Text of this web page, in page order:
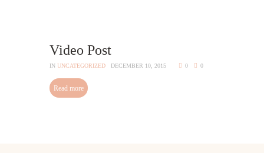
Video Post
IN UNCATEGORIZED DECEMBER 10, 2015 0 0
Read more